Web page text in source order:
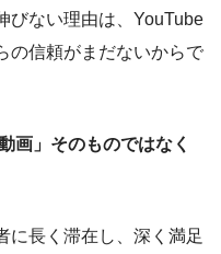
びない理由は、YouTube
の信頼がまだないからで
画」そのものではなく
に長く滞在し、深く満足